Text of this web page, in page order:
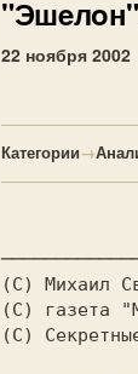
22 ноября 2002
Категории→
(С) Михаил
(С) газета
(С)